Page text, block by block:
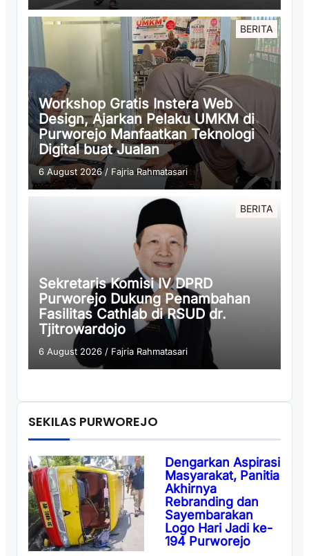
BERITA
Workshop Gratis Instera Web
Design, Ajarkan Pelaku UMKM di
Purworejo Manfaatkan Teknologi
Digital buat Jualan
6 August 2026/ Fajria Rahmatasari
BERITA
Sekretaris Komisi IV DPRD
Purworejo Dukung Penambahan
Fasilitas Cathlab di RSUD dr.
Tjitrowardojo
6 August 2026 / Fajria Rahmatasari
SEKILAS PURWOREJO
Dengarkan Aspirasi
Masyarakat, Panitia
Akhirnya
Rebranding dan
Sayembarakan
Logo Hari Jadi ke-
194 Purworejo